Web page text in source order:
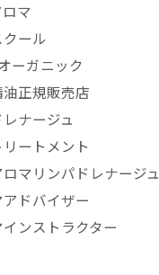
マ
ール
ーガニック
正規販売店
ナージュ
ートメント
マリンパドレナージュ
ドバイザー
ンストラクター